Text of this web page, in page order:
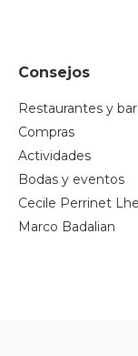
Consejos
Restaurantes y
Compras
Actividades
Bodas y eventos
Cecile Perrinet
Marco Badalian